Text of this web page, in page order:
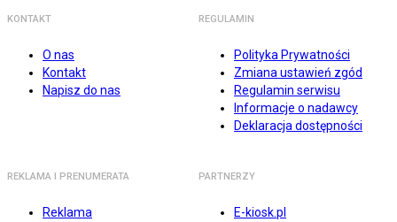
KONTAKT
O nas
Kontakt
Napisz do nas
REGULAMIN
Polityka Prywatności
Zmiana ustawień zgód
Regulamin serwisu
Informacje o nadawcy
Deklaracja dostępności
REKLAMA I PRENUMERATA
Reklama
PARTNERZY
E-kiosk.pl